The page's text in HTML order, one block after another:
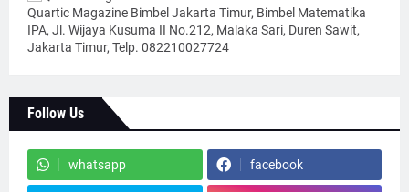
Quartic Magazine Bimbel Jakarta Timur, Bimbel Matematika
IPA, Jl. Wijaya Kusuma II No.212, Malaka Sari, Duren Sawit,
Jakarta Timur, Telp. 082210027724
Follow Us
whatsapp facebook